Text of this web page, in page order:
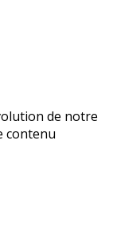
de notre
contenu